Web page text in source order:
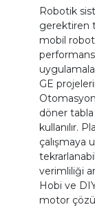
Robotik
gerektiren
mobil
GE
döner
kullanılır.
çalışmaya
verimliliği
Hobi ve
motor